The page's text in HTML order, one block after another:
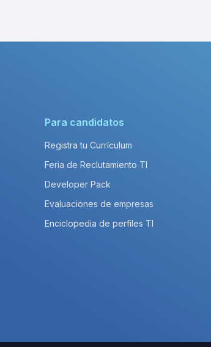
Para candidatos
Registra tu Currículum
Feria de Reclutamiento TI
Developer Pack
Evaluaciones de empresas
Enciclopedia de perfiles TI